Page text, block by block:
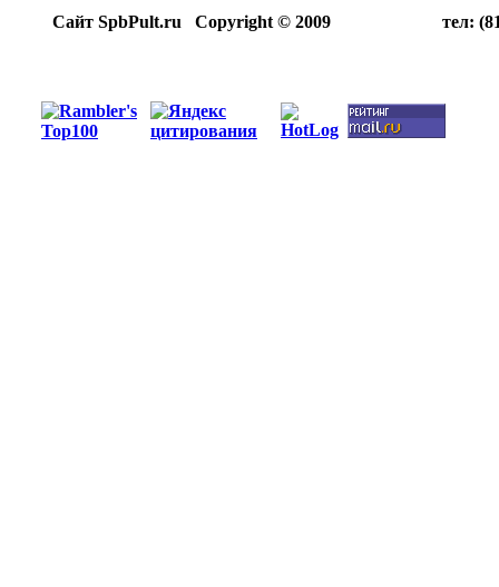
Сайт SpbPult.ru Copyright © 2009 тел: